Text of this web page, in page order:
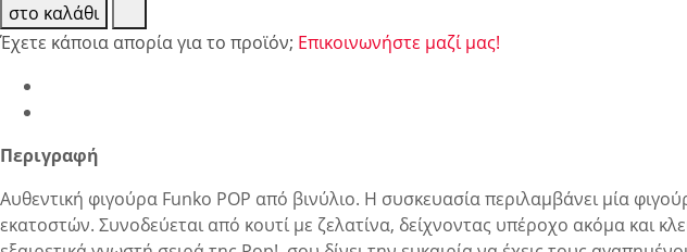
στο καλάθι
Έχετε κάποια απορία για το προϊόν; Επικοινωνήστε μαζί μας!
Περιγραφή
Αυθεντική φιγούρα Funko POP από βινύλιο. Η συσκευασία περιλαμβάνει μία
εκατοστών. Συνοδεύεται από κουτί με ζελατίνα, δείχνοντας υπέροχο ακόμα και